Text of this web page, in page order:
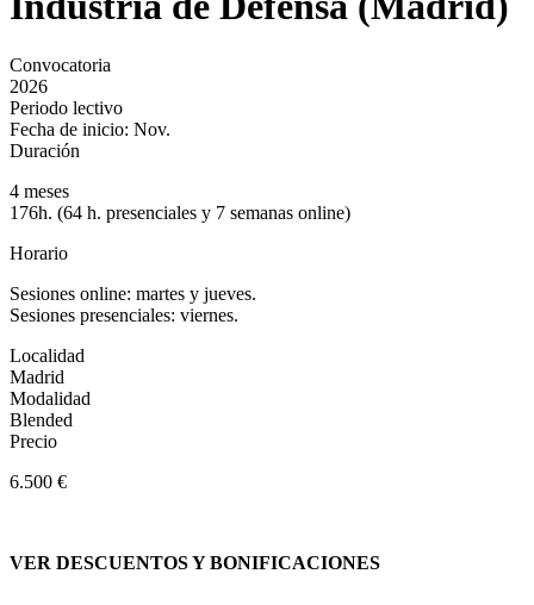
Convocatoria
2026
Periodo lectivo
Fecha de inicio: Nov.
Duración
4 meses
176h. (64 h. presenciales y 7 semanas online)
Horario
Sesiones online: martes y jueves.
Sesiones presenciales: viernes.
Localidad
Madrid
Modalidad
Blended
Precio
6.500 €
VER DESCUENTOS Y BONIFICACIONES